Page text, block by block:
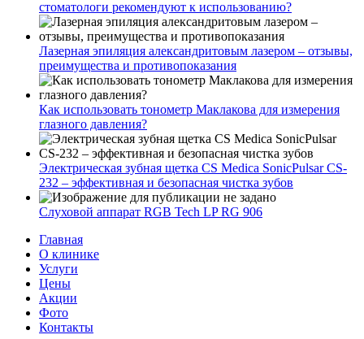
стоматологи рекомендуют к использованию?
Лазерная эпиляция александритовым лазером – отзывы,
преимущества и противопоказания
Как использовать тонометр Маклакова для измерения
глазного давления?
Электрическая зубная щетка CS Medica SonicPulsar CS-
232 – эффективная и безопасная чистка зубов
Слуховой аппарат RGB Tech LP RG 906
Главная
О клинике
Услуги
Цены
Акции
Фото
Контакты